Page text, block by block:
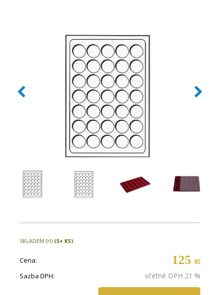
SKLADEM (H) (5+ KS)
Cena: 125 Kč
Sazba DPH: včetně DPH 21 %